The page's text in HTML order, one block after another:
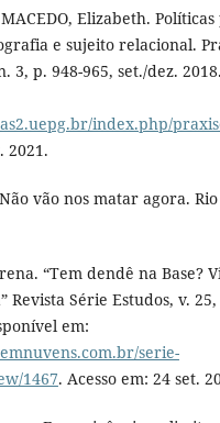
Elizabeth.
e sujeito relacional.
3, p. 948-965, set./dez.
index.php/
2021.
vão nos matar agora.
“Tem dendê na Base?
Revista Série Estudos, v.
em:
serie-
1467. Acesso em: 24 set.